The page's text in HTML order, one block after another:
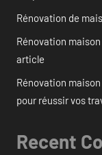
Rénovation de
Rénovation
article
Rénovation
pour réussir vos
Recent